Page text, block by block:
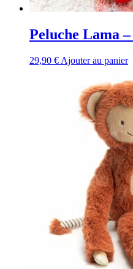
Peluche Lama
29,90 € Ajouter au panier